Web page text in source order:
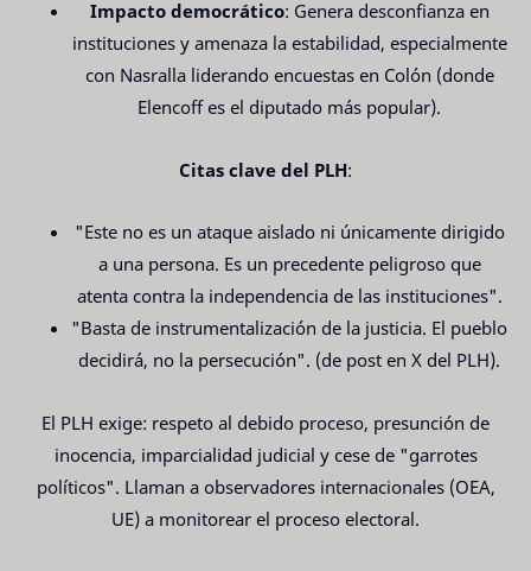
Impacto democrático: Genera desconfianza en
instituciones y amenaza la estabilidad, especialmente
con Nasralla liderando encuestas en Colón (donde
Elencoff es el diputado más popular).
Citas clave del PLH:
"Este no es un ataque aislado ni únicamente dirigido
a una persona. Es un precedente peligroso que
atenta contra la independencia de las instituciones".
"Basta de instrumentalización de la justicia. El pueblo
decidirá, no la persecución". (de post en X del PLH).
El PLH exige: respeto al debido proceso, presunción de
inocencia, imparcialidad judicial y cese de "garrotes
políticos". Llaman a observadores internacionales (OEA,
UE) a monitorear el proceso electoral.